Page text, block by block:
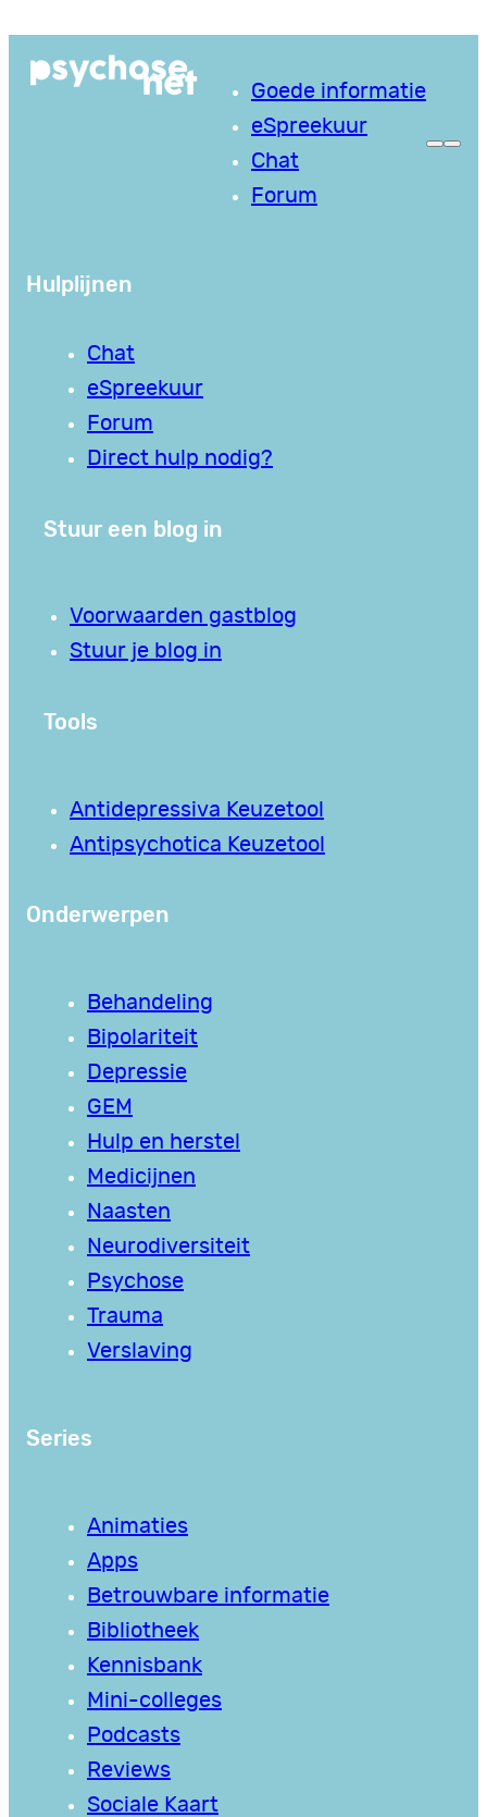
naar
Goede informatie
eSpreekuur
Chat
Forum
Hulplijnen
Chat
eSpreekuur
Forum
Direct hulp nodig?
Stuur een blog in
Voorwaarden gastblog
Stuur je blog in
Tools
Antidepressiva Keuzetool
Antipsychotica Keuzetool
Onderwerpen
Behandeling
Bipolariteit
Depressie
GEM
Hulp en herstel
Medicijnen
Naasten
Neurodiversiteit
Psychose
Trauma
Verslaving
Series
Animaties
Apps
Betrouwbare informatie
Bibliotheek
Kennisbank
Mini-colleges
Podcasts
Reviews
Sociale Kaart